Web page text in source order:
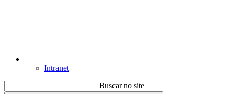
Intranet
Buscar no site